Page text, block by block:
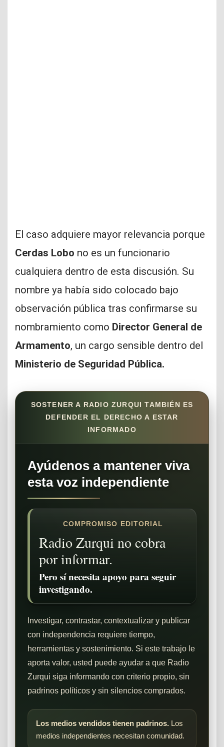
El caso adquiere mayor relevancia porque
Cerdas Lobo no es un funcionario
cualquiera dentro de esta discusión. Su
nombre ya había sido colocado bajo
observación pública tras confirmarse su
nombramiento como Director General de
Armamento, un cargo sensible dentro del
Ministerio de Seguridad Pública.
SOSTENER A RADIO ZURQUI TAMBIÉN ES
DEFENDER EL DERECHO A ESTAR
INFORMADO
Ayúdenos a mantener viva
esta voz independiente
COMPROMISO EDITORIAL
Radio Zurqui no cobra
por informar.
Pero sí necesita apoyo para seguir
investigando.
Investigar, contrastar, contextualizar y publicar
con independencia requiere tiempo,
herramientas y sostenimiento. Si este trabajo le
aporta valor, usted puede ayudar a que Radio
Zurqui siga informando con criterio propio, sin
padrinos políticos y sin silencios comprados.
Los medios vendidos tienen padrinos. Los
medios independientes necesitan comunidad.